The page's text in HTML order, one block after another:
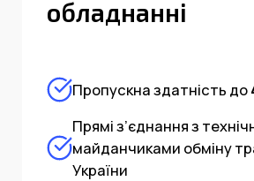
обладнанні
Пропускна здатність до
Прямі з’єднання з
майданчиками обміну
України